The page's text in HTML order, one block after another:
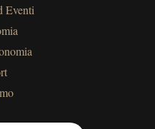
Eventi